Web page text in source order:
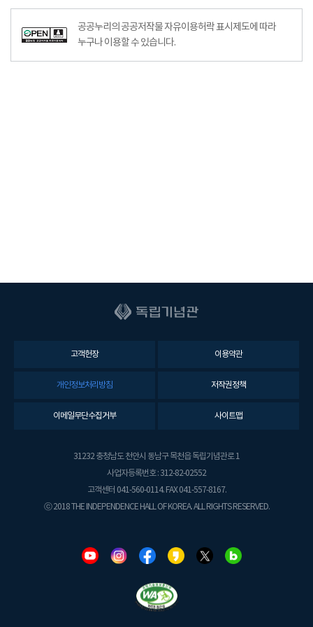
공공누리의 공공저작물 자유이용허락 표시제도에 따라
누구나 이용할 수 있습니다.
고객헌장 이용약관
개인정보처리방침 저작권정책
이메일무단수집거부 사이트맵
31232 충청남도 천안시 동남구 목천읍 독립기념관로 1
사업자등록번호 : 312-82-02552
고객센터 041-560-0114. FAX 041-557-8167.
ⓒ 2018 THE INDEPENDENCE HALL OF KOREA. ALL RIGHTS RESERVED.